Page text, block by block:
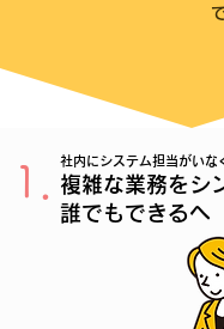
1．社内にシステム担当がいな
複雑な業務をシ
誰でもできるへ​